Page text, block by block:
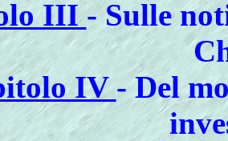
III- Sulle
IV- Del